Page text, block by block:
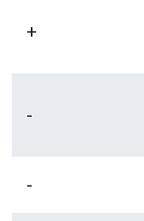
+
-
-